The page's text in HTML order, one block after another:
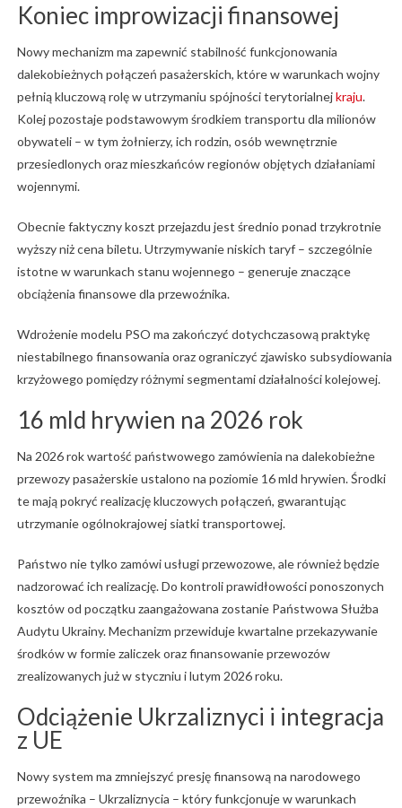
Koniec improwizacji finansowej
Nowy mechanizm ma zapewnić stabilność funkcjonowania
dalekobieżnych połączeń pasażerskich, które w warunkach wojny
pełnią kluczową rolę w utrzymaniu spójności terytorialnejkraju.
Kolej pozostaje podstawowym środkiem transportu dla milionów
obywateli – w tym żołnierzy, ich rodzin, osób wewnętrznie
przesiedlonych oraz mieszkańców regionów objętych działaniami
wojennymi.
Obecnie faktyczny koszt przejazdu jest średnio ponad trzykrotnie
wyższy niż cena biletu. Utrzymywanie niskich taryf – szczególnie
istotne w warunkach stanu wojennego – generuje znaczące
obciążenia finansowe dla przewoźnika.
Wdrożenie modelu PSO ma zakończyć dotychczasową praktykę
niestabilnego finansowania oraz ograniczyć zjawisko subsydiowania
krzyżowego pomiędzy różnymi segmentami działalności kolejowej.
16 mld hrywien na 2026 rok
Na 2026 rok wartość państwowego zamówienia na dalekobieżne
przewozy pasażerskie ustalono na poziomie 16 mld hrywien. Środki
te mają pokryć realizację kluczowych połączeń, gwarantując
utrzymanie ogólnokrajowej siatki transportowej.
Państwo nie tylko zamówi usługi przewozowe, ale również będzie
nadzorować ich realizację. Do kontroli prawidłowości ponoszonych
kosztów od początku zaangażowana zostanie Państwowa Służba
Audytu Ukrainy. Mechanizm przewiduje kwartalne przekazywanie
środków w formie zaliczek oraz finansowanie przewozów
zrealizowanych już w styczniu i lutym 2026 roku.
Odciążenie Ukrzaliznyci i integracja
z UE
Nowy system ma zmniejszyć presję finansową na narodowego
przewoźnika – Ukrzaliznycia – który funkcjonuje w warunkach